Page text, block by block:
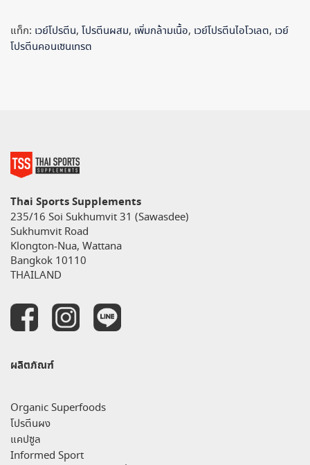
แท็ก: เวย์โปรตีน, โปรตีนผสม, เพิ่มกล้ามเนื้อ, เวย์โปรตีนไอโวเลต, เวย์
โปรตีนคอนเซนเทรต
Thai Sports Supplements
235/16 Soi Sukhumvit 31 (Sawasdee)
Sukhumvit Road
Klongton-Nua, Wattana
Bangkok 10110
THAILAND
ผลิตภัณฑ์
Organic Superfoods
โปรตีนผง
แคปซูล
Informed Sport